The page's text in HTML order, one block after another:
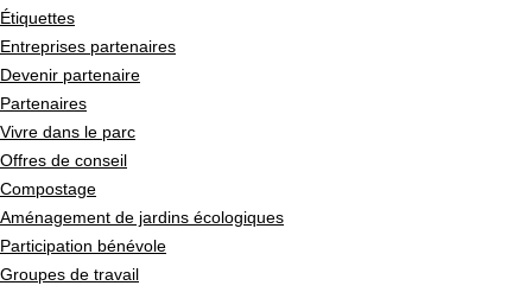
Étiquettes
Entreprises partenaires
Devenir partenaire
Partenaires
Vivre dans le parc
Offres de conseil
Compostage
Aménagement de jardins écologiques
Participation bénévole
Groupes de travail